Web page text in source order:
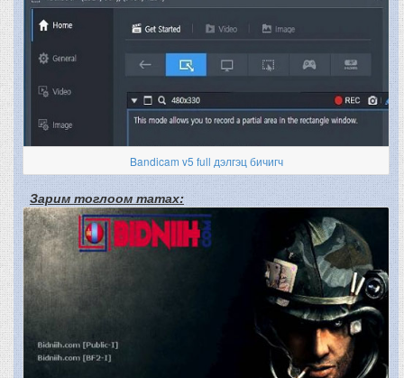
Bandicam v5 full дэлгэц бичигч
Зарим тоглоом татах: